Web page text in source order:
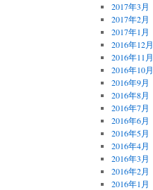
2017年3月
2017年2月
2017年1月
2016年12月
2016年11月
2016年10月
2016年9月
2016年8月
2016年7月
2016年6月
2016年5月
2016年4月
2016年3月
2016年2月
2016年1月